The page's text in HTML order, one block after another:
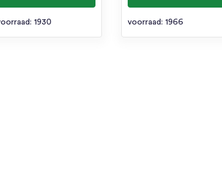
1930 voorraad: 1966